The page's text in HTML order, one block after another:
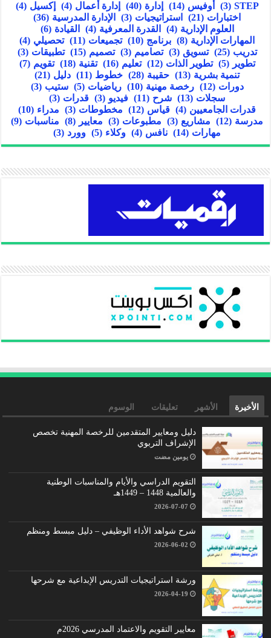
STEP
(3) أوفيس (14) إدارة (40) إدارة أعمال (4) إكسيل (4)
اختبارات (21) استراتيجيات (3) الإدارة المدرسية (36)
العلوم الإدارية (4) القدرة المعرفية (4) القيادة (6)
المهارات الإدارية (8) برنامج (10) تجميعات (11) تحصيلي (4)
تدريب (25) تسويق (3) تصاميم (3) تصميم (15) تطبيقات (3)
تطوير
(5) تطوير الذات (12) تعليم (16) تقنية (18) تقويم (7)
تنمية بشرية (13) حقيبة (28) خطوط (11) دليل (21)
دورات (12) رخصة مهنية (10) رياضيات (5) ستيب (3)
سجلات (13) شرح (11) فيديو (3) قدرات (3)
قدرات الجامعيين (4) قياس (12) مخطوطات (3) مدراء (10)
مدرسة (12) مشاريع (3) مطبوعات (3) معايير (8) مناسبات (9)
مهارات (14) نافس (4) وكلاء (5) وورد (3)
الأخيرة الأشهر تعليقات الوسوم
دليل ومعايير المتقدمين للرخصة المهنية تخصص
الإشراف التربوي
‏يومين مضت
التقويم الدراسي والأيام والمناسبات الوطنية
والعالمية 1448 – 1449هـ
2026-07-07
شرح شواهد الأداء الوظيفي – دليل مبسط ومنظم
2026-06-02
ورشة استراتيجيات التدريس الإبداعية مع شرحها
2026-04-19
معايير التقويم والاعتماد المدرسي 2026م